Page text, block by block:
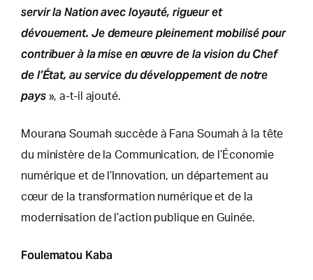
servir la Nation avec loyauté, rigueur et
dévouement. Je demeure pleinement mobilisé pour
contribuer à la mise en œuvre de la vision du Chef
de l’État, au service du développement de notre
pays», a-t-il ajouté.
Mourana Soumah succède à Fana Soumah à la tête
du ministère de la Communication, de l’Économie
numérique et de l’Innovation, un département au
cœur de la transformation numérique et de la
modernisation de l’action publique en Guinée.
Foulematou Kaba